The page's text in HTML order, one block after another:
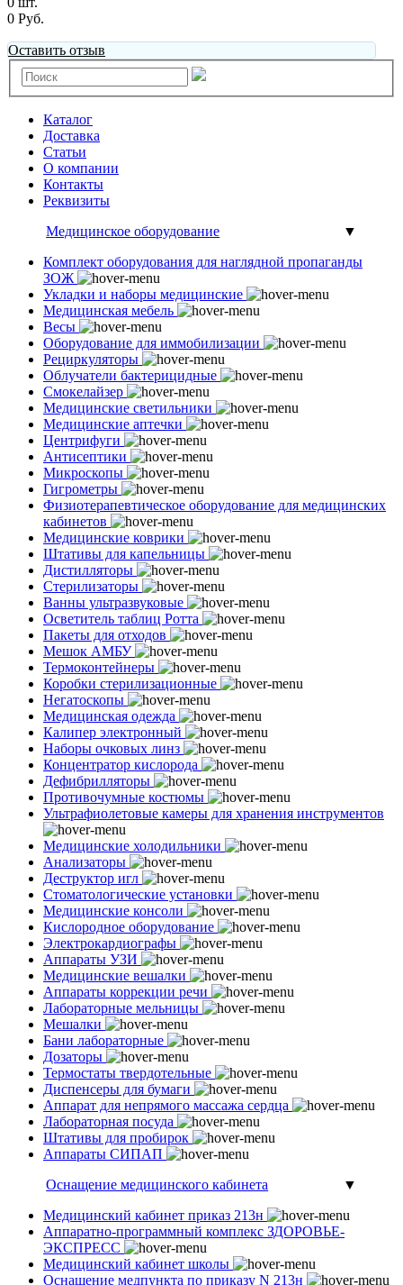
0 Руб.
Оставить отзыв
Каталог
Доставка
Статьи
О компании
Контакты
Реквизиты
Медицинское оборудование
▼
Комплект оборудования для наглядной пропаганды
ЗОЖ
Укладки и наборы медицинские
Медицинская мебель
Весы
Оборудование для иммобилизации
Рециркуляторы
Облучатели бактерицидные
Смокелайзер
Медицинские светильники
Медицинские аптечки
Центрифуги
Антисептики
Микроскопы
Гигрометры
Физиотерапевтическое оборудование для медицинских
кабинетов
Медицинские коврики
Штативы для капельницы
Дистилляторы
Стерилизаторы
Ванны ультразвуковые
Осветитель таблиц Ротта
Пакеты для отходов
Мешок АМБУ
Термоконтейнеры
Коробки стерилизационные
Негатоскопы
Медицинская одежда
Калипер электронный
Наборы очковых линз
Концентратор кислорода
Дефибрилляторы
Противочумные костюмы
Ультрафиолетовые камеры для хранения инструментов
Медицинские холодильники
Анализаторы
Деструктор игл
Стоматологические установки
Медицинские консоли
Кислородное оборудование
Электрокардиографы
Аппараты УЗИ
Медицинские вешалки
Аппараты коррекции речи
Лабораторные мельницы
Мешалки
Бани лабораторные
Дозаторы
Термостаты твердотельные
Диспенсеры для бумаги
Аппарат для непрямого массажа сердца
Лабораторная посуда
Штативы для пробирок
Аппараты СИПАП
Оснащение медицинского кабинета
▼
Медицинский кабинет приказ 213н
Аппаратно-программный комплекс ЗДОРОВЬЕ-
ЭКСПРЕСС
Медицинский кабинет школы
Оснащение медпункта по приказу N 213н